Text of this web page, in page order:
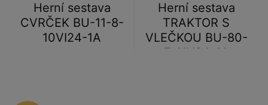
Herní sestava
CVRČEK BU-11-8-
10VI24-1A
Herní sestava
TRAKTOR S
VLEČKOU BU-80-
7-11V24-1A